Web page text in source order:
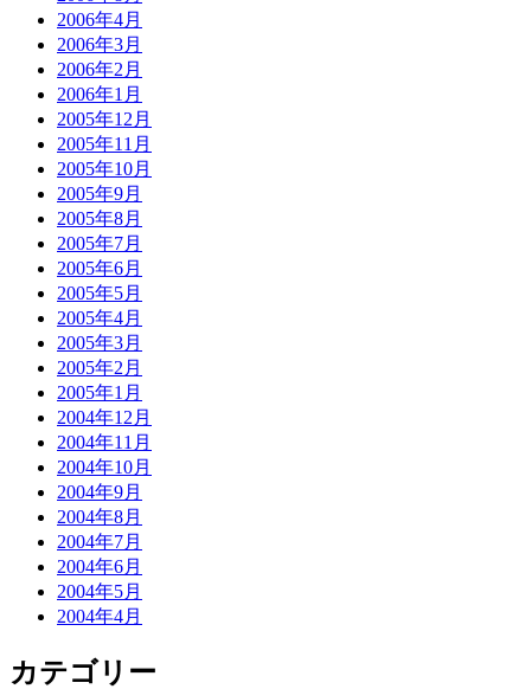
2006年4月
2006年3月
2006年2月
2006年1月
2005年12月
2005年11月
2005年10月
2005年9月
2005年8月
2005年7月
2005年6月
2005年5月
2005年4月
2005年3月
2005年2月
2005年1月
2004年12月
2004年11月
2004年10月
2004年9月
2004年8月
2004年7月
2004年6月
2004年5月
2004年4月
カテゴリー